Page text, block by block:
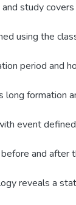
study
using the
period and
formation
event
and after
reveals a